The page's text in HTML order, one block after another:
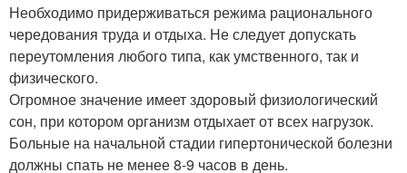
Необходимо придерживаться режима рационального
чередования труда и отдыха. Не следует допускать
переутомления любого типа, как умственного, так и
физического.
Огромное значение имеет здоровый физиологический
сон, при котором организм отдыхает от всех нагрузок.
Больные на начальной стадии гипертонической болезни
должны спать не менее 8-9 часов в день.